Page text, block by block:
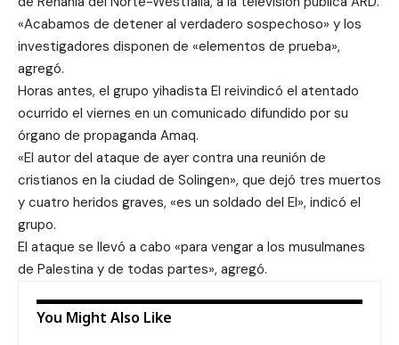
«Acabamos de detener al verdadero sospechoso» y los
investigadores disponen de «elementos de prueba»,
agregó.
Horas antes, el grupo yihadista EI reivindicó el atentado
ocurrido el viernes en un comunicado difundido por su
órgano de propaganda Amaq.
«El autor del ataque de ayer contra una reunión de
cristianos en la ciudad de Solingen», que dejó tres muertos
y cuatro heridos graves, «es un soldado del EI», indicó el
grupo.
El ataque se llevó a cabo «para vengar a los musulmanes
de Palestina y de todas partes», agregó.
You Might Also Like